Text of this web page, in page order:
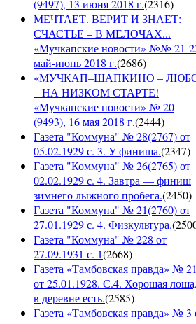
(9497), 13 июня 2018 г.(2316)
МЕЧТАЕТ. ВЕРИТ И ЗНАЕТ:
СЧАСТЬЕ – В МЕЛОЧАХ...
«Мучкапские новости» №№ 21-
май-июнь 2018 г.(2686)
«МУЧКАП–ШАПКИНО –
– НА НИЗКОМ СТАРТЕ!
«Мучкапские новости» № 20
(9493), 16 мая 2018 г.(2444)
Газета "Коммуна" № 28(2767) от
05.02.1929 с. 3. У финиша.(2347)
Газета "Коммуна" № 26(2765) от
02.02.1929 с. 4. Завтра — финиш
зимнего лыжного пробега.(2450)
Газета "Коммуна" № 21(2760) от
27.01.1929 с. 4. Физкультура.(
Газета "Коммуна" № 228 от
27.09.1931 с. 1(2668)
Газета «Тамбовская правда» № 21
от 25.01.1928. С.4. Хорошая
в деревне есть.(2585)
Газета «Тамбовская правда» № 3